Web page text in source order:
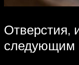
Отверстия,
следующим